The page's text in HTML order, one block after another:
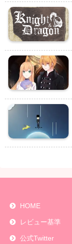
HOME
レビュー基準
公式Twitter